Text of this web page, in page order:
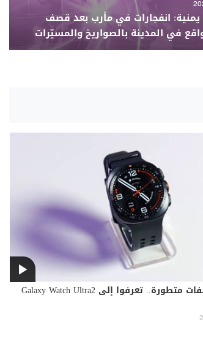
يمنية: انفجارات في مأرب بعد قصف
في المدينة بالصواريخ والمسيّرات
بتقنيات ومواصفات متطورة.. تعرفوا إلى Galaxy Watch Ultra2